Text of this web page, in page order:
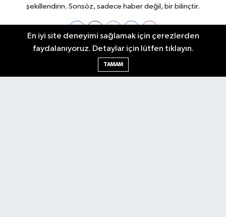
şekillendirin. Sonsöz, sadece haber değil, bir bilinçtir.
Ankara Nöbetçi Eczaneler
En iyi site deneyimi sağlamak için çerezlerden
faydalanıyoruz. Detaylar için lütfen tıklayın.
TAMAM